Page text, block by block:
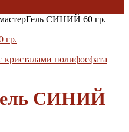
СИНИЙ 60 гр.
гр.
полифосфата
СИНИЙ